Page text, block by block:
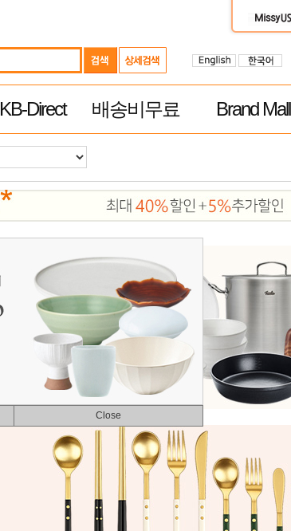
KB-Direct 배송비무료 Brand Mall
Close